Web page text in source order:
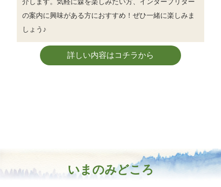
の案内に興味がある方におすすめ！ぜひ一緒に楽しみま
しょう♪
詳しい内容はコチラから
いまのみどころ